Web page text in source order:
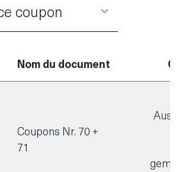
coupon
Nom du document
Coupons Nr. 70 +
71